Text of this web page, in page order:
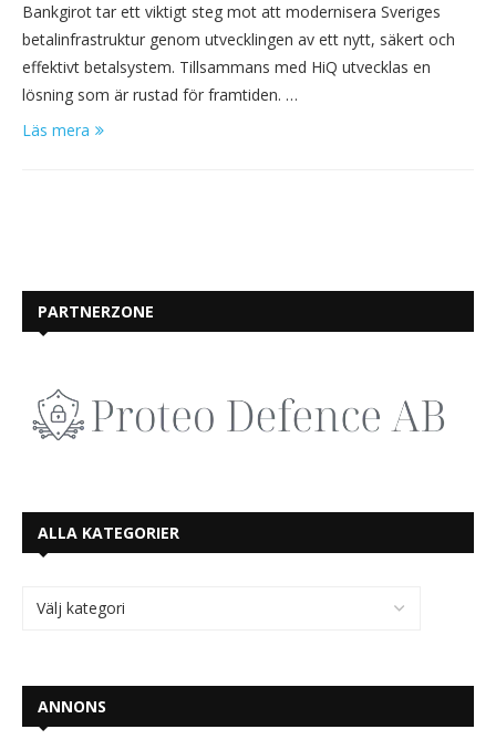
Bankgirot tar ett viktigt steg mot att modernisera Sveriges
betalinfrastruktur genom utvecklingen av ett nytt, säkert och
effektivt betalsystem. Tillsammans med HiQ utvecklas en
lösning som är rustad för framtiden. …
Läs mera
PARTNERZONE
ALLA KATEGORIER
ANNONS